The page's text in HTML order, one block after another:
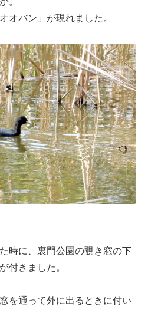
オバン」が現れました。
時に、裏門公園の覗き窓の下
付きました。
を通って外に出るときに付い